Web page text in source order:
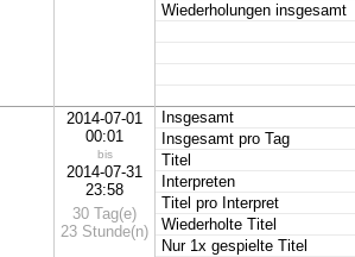
Wiederholungen insgesamt
2014-07-01
00:01
bis
2014-07-31
23:58
30 Tag(e)
23 Stunde(n)
Insgesamt
Insgesamt pro Tag
Titel
Interpreten
Titel pro Interpret
Wiederholte Titel
Nur 1x gespielte Titel